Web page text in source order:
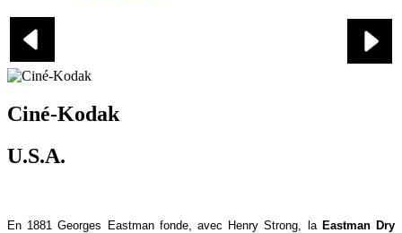
Ciné-Kodak
U.S.A.
En 1881 Georges Eastman fonde, avec Henry Strong, la Eastman Dry